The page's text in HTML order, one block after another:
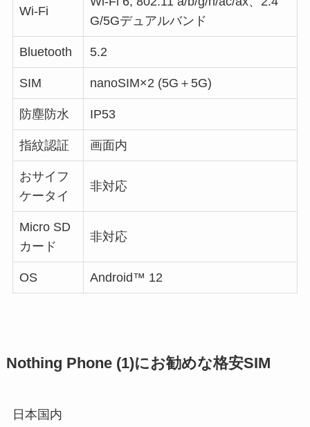
Wi-Fi
G/5Gデュアルバンド
Bluetooth 5.2
SIM nanoSIM×2 (5G＋5G)
防塵防水 IP53
指紋認証 画面内
おサイフ
ケータイ
非対応
Micro SD
カード
非対応
OS Android™ 12
Nothing Phone (1)にお勧めな格安SIM
日本国内